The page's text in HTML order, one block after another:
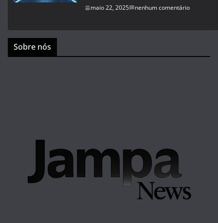
maio 22, 2025 nenhum comentário
Sobre nós